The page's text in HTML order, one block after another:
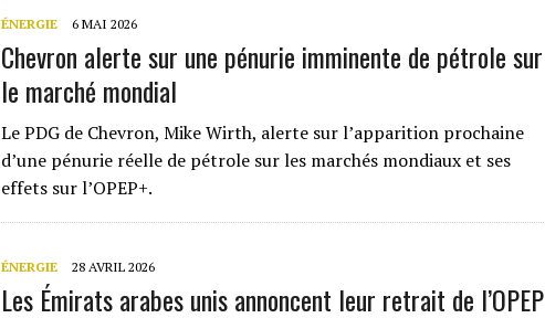
ÉNERGIE 6 MAI 2026
Chevron alerte sur une pénurie imminente de pétrole sur
le marché mondial
Le PDG de Chevron, Mike Wirth, alerte sur l’apparition prochaine
d’une pénurie réelle de pétrole sur les marchés mondiaux et ses
effets sur l’OPEP+.
ÉNERGIE 28 AVRIL 2026
Les Émirats arabes unis annoncent leur retrait de l’OPEP